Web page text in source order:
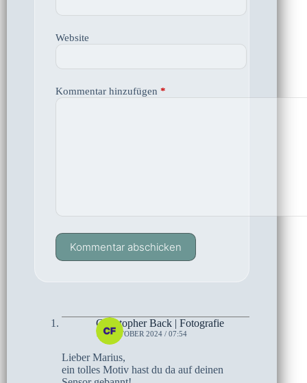
Website
Kommentar hinzufügen *
Kommentar abschicken
Christopher Back | Fotografie
15. OKTOBER 2024 / 07:54
Lieber Marius,
ein tolles Motiv hast du da auf deinen